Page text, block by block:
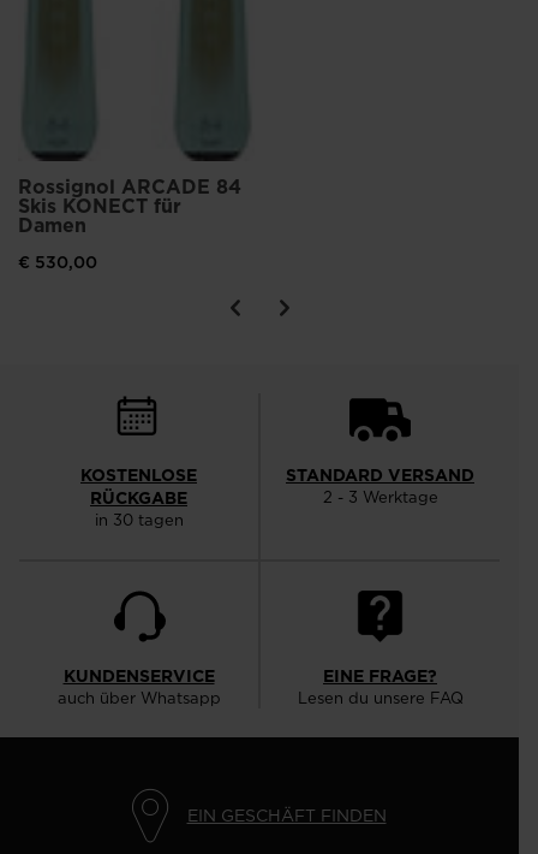
Rossignol ARCADE 84
Skis KONECT für
Damen
€ 530,00
KOSTENLOSE
RÜCKGABE
in 30 tagen
STANDARD VERSAND
2 - 3 Werktage
KUNDENSERVICE
auch über Whatsapp
EINE FRAGE?
Lesen du unsere FAQ
EIN GESCHÄFT FINDEN